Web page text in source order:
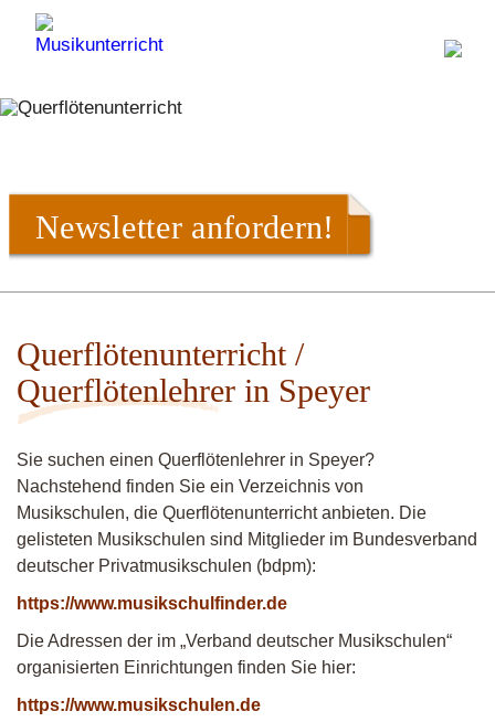
Newsletter anfordern!
Querflötenunterricht /
Querflötenlehrer in Speyer
Sie suchen einen Querflötenlehrer in Speyer?
Nachstehend finden Sie ein Verzeichnis von
Musikschulen, die Querflötenunterricht anbieten. Die
gelisteten Musikschulen sind Mitglieder im Bundesverband
deutscher Privatmusikschulen (bdpm):
https://www.musikschulfinder.de
Die Adressen der im „Verband deutscher Musikschulen“
organisierten Einrichtungen finden Sie hier:
https://www.musikschulen.de